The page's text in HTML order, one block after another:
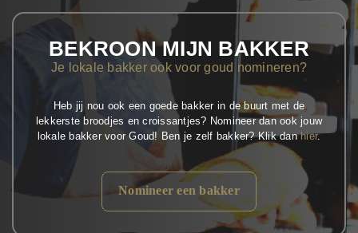
BEKROON MIJN BAKKER
Je lokale bakker ook voor goud nomineren?
Heb jij nou ook een goede bakker in de buurt met de
lekkerste broodjes en croissantjes? Nomineer dan ook jouw
lokale bakker voor Goud! Ben je zelf bakker? Klik danhier.
Nomineer een bakker